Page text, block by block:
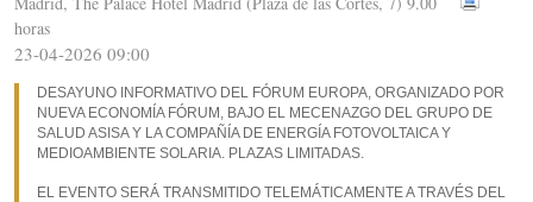
horas
23-04-2026 09:00
DESAYUNO INFORMATIVO DEL FÓRUM EUROPA, ORGANIZADO POR
NUEVA ECONOMÍA FÓRUM, BAJO EL MECENAZGO DEL GRUPO DE
SALUD ASISA Y LA COMPAÑÍA DE ENERGÍA FOTOVOLTAICA Y
MEDIOAMBIENTE SOLARIA. PLAZAS LIMITADAS.
EL EVENTO SERÁ TRANSMITIDO TELEMÁTICAMENTE A TRAVÉS DEL